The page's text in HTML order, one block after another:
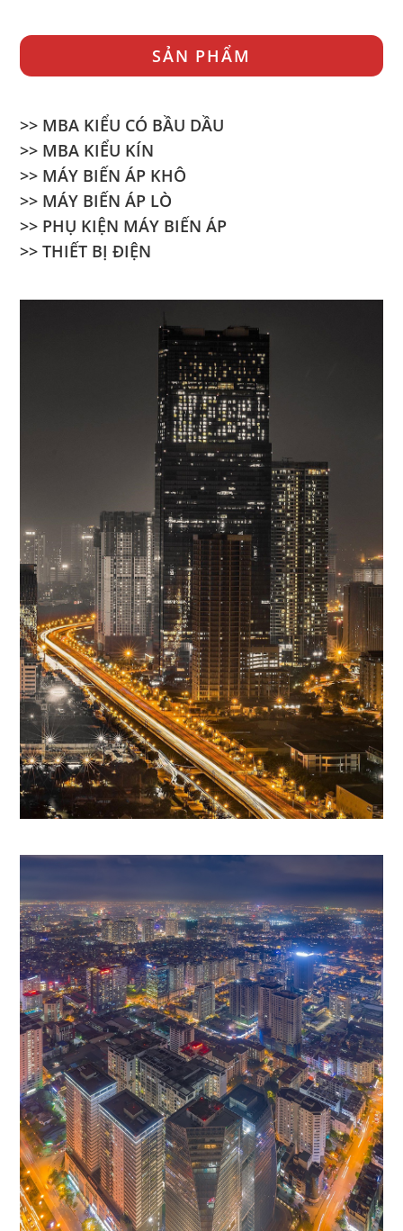
SẢN PHẨM
>> MBA KIỂU CÓ BẦU DẦU
>> MBA KIỂU KÍN
>> MÁY BIẾN ÁP KHÔ
>> MÁY BIẾN ÁP LÒ
>> PHỤ KIỆN MÁY BIẾN ÁP
>> THIẾT BỊ ĐIỆN